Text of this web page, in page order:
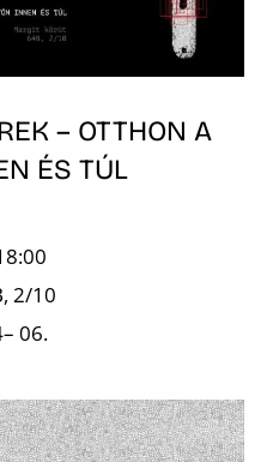
– OTTHON A
ÉS TÚL
2/10
06.